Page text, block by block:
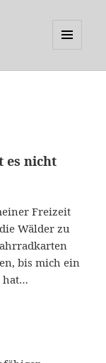
es nicht
Freizeit
Wälder zu
bis mich ein
hat…